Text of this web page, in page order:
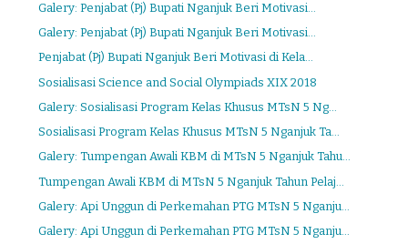
Galery: Penjabat (Pj) Bupati Nganjuk Beri Motivasi...
Galery: Penjabat (Pj) Bupati Nganjuk Beri Motivasi...
Penjabat (Pj) Bupati Nganjuk Beri Motivasi di Kela...
Sosialisasi Science and Social Olympiads XIX 2018
Galery: Sosialisasi Program Kelas Khusus MTsN 5 Ng...
Sosialisasi Program Kelas Khusus MTsN 5 Nganjuk Ta...
Galery: Tumpengan Awali KBM di MTsN 5 Nganjuk Tahu...
Tumpengan Awali KBM di MTsN 5 Nganjuk Tahun Pelaj...
Galery: Api Unggun di Perkemahan PTG MTsN 5 Nganju...
Galery: Api Unggun di Perkemahan PTG MTsN 5 Nganju...